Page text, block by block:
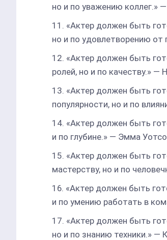
но и по уважению коллег.»
«Актер должен быть
но и по удовлетворению
«Актер должен быть
ролей, но и по качеству.» —
«Актер должен быть
популярности, но и по
«Актер должен быть
и по глубине.» — Эмма
«Актер должен быть
мастерству, но и по
«Актер должен быть
и по умению работать в
«Актер должен быть
но и по знанию техники.» —